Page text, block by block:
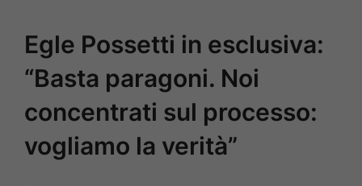
Egle Possetti in esclusiva:
“Basta paragoni. Noi
concentrati sul processo:
vogliamo la verità”